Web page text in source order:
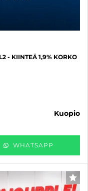
- KIINTEÄ 1,9% KORKO
kuopio
WHATSAPP